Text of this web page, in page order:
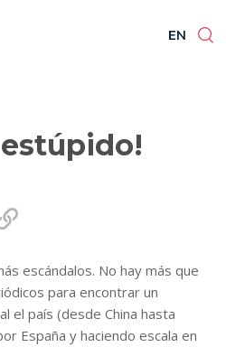
EN
PT
estúpido!
escándalos. No hay más que
para encontrar un
el país (desde China hasta
España y haciendo escala en